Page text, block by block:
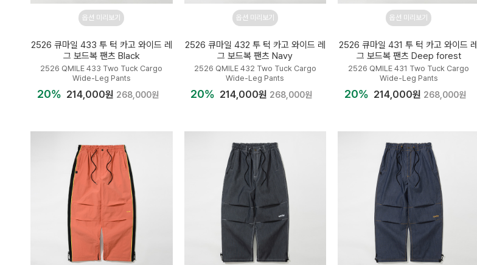
옵션 미리보기
2526 큐마일 433 투 턱 카고 와이드 레
그 보드복 팬츠 Black
2526 QMILE 433 Two Tuck Cargo
Wide-Leg Pants
20% 214,000원 268,000원
옵션 미리보기
2526 큐마일 432 투 턱 카고 와이드 레
그 보드복 팬츠 Navy
2526 QMILE 432 Two Tuck Cargo
Wide-Leg Pants
20% 214,000원 268,000원
옵션 미리보기
2526 큐마일 431 투 턱 카고 와이드 레
그 보드복 팬츠 Deep forest
2526 QMILE 431 Two Tuck Cargo
Wide-Leg Pants
20% 214,000원 268,000원